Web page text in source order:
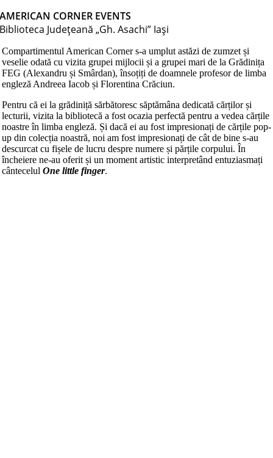
AMERICAN CORNER EVENTS
Biblioteca Judeţeană „Gh. Asachi” Iaşi
Compartimentul American Corner s-a umplut astăzi de zumzet și
veselie odată cu vizita grupei mijlocii și a grupei mari de la Grădinița
FEG (Alexandru și Smârdan), însoțiți de doamnele profesor de limba
engleză Andreea Iacob și Florentina Crăciun.
Pentru că ei la grădiniță sărbătoresc săptămâna dedicată cărților și
lecturii, vizita la bibliotecă a fost ocazia perfectă pentru a vedea cărțile
noastre în limba engleză. Și dacă ei au fost impresionați de cărțile pop-
up din colecția noastră, noi am fost impresionați de cât de bine s-au
descurcat cu fișele de lucru despre numere și părțile corpului. În
încheiere ne-au oferit și un moment artistic interpretând entuziasmați
cântecelul One little finger.